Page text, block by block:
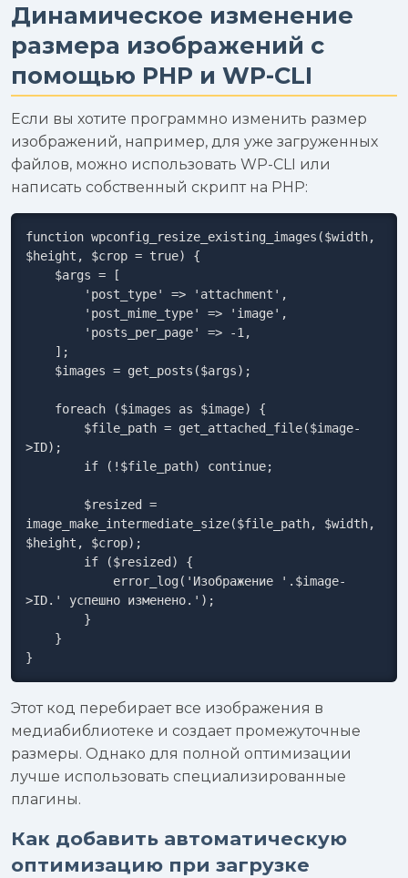
Динамическое изменение
размера изображений с
помощью PHP и WP-CLI
Если вы хотите программно изменить размер
изображений, например, для уже загруженных
файлов, можно использовать WP-CLI или
написать собственный скрипт на PHP:
function wpconfig_resize_existing_images($width,
$height, $crop = true) {
>ID);
image_make_intermediate_size($file_path, $width,
$height, $crop);
>ID.' успешно изменено.');
}
Этот код перебирает все изображения в
медиабиблиотеке и создает промежуточные
размеры. Однако для полной оптимизации
лучше использовать специализированные
плагины.
Как добавить автоматическую
оптимизацию при загрузке